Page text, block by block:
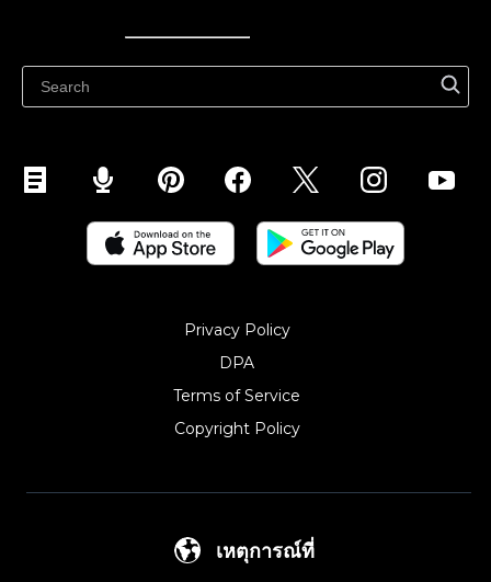
Privacy Policy
DPA
Terms of Service
Copyright Policy‎
เหตุการณ์ที่